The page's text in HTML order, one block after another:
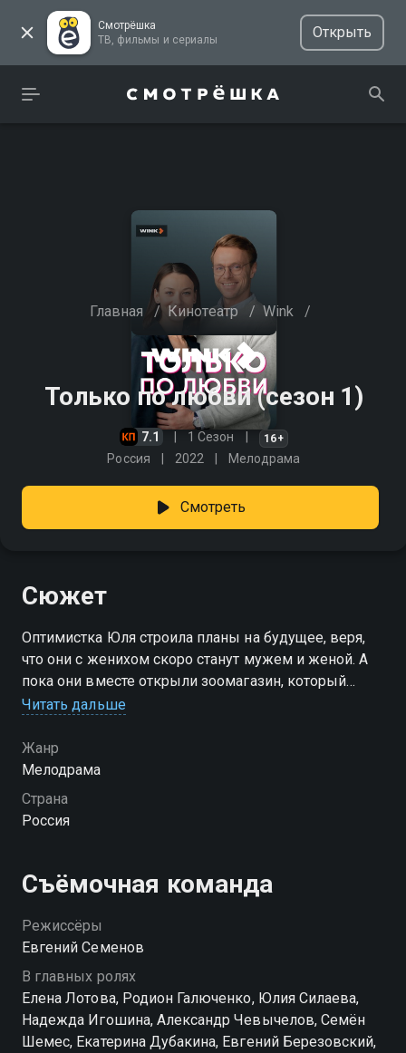
Смотрёшка
ТВ, фильмы и сериалы
Открыть
Главная / Кинотеатр / Wink /
Только по любви (сезон 1)
7.1 1 Сезон 16+
Россия 2022 Мелодрама
Смотреть
Сюжет
Оптимистка Юля строила планы на будущее, веря,
что они с женихом скоро станут мужем и женой. А
пока они вместе открыли зоомагазин, который
должен помочь им обеспечить семейный бюджет.
подобно карточному домику, когда жених внезапно
исчезает, а Юля сталкивается с реальностью — у нее
нет возможности расплатиться с кредиторами, а
значит магазин придется продать.
любви вы можете совершенно бесплатно в
хорошем HD качестве на Смотрёшке
Читать дальше
Жанр
Мелодрама
Страна
Россия
Съёмочная команда
Режиссёры
Евгений Семенов
В главных ролях
Елена Лотова, Родион Галюченко, Юлия Силаева,
Надежда Игошина, Александр Чевычелов, Семён
Шемес, Екатерина Дубакина, Евгений Березовский,